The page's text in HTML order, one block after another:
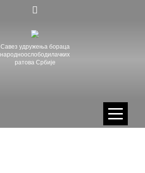
Савез удружења бораца
народноослободилачких
ратова Србије